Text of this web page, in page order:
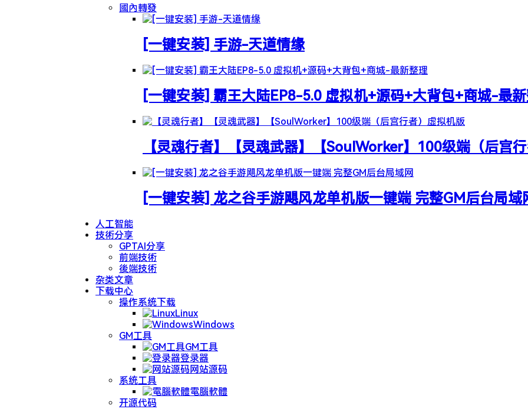
國內轉發
[一键安装] 手游-天道情缘
[一键安装] 霸王大陆EP8-5.0 虚拟机+源码+大背包+商城-最
【灵魂行者】【灵魂武器】【SoulWorker】100级端（后宫
[一键安装] 龙之谷手游飓风龙单机版一键端 完整GM后台局域
人工智能
技術分享
GPTAI分享
前端技術
後端技術
杂类文章
下载中心
操作系统下载
Linux
Windows
GM工具
GM工具
登录器
网站源码
系统工具
電腦軟體
开源代码